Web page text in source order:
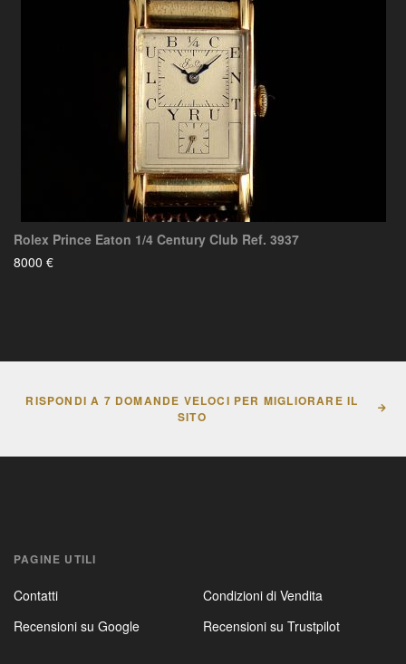
Rolex Prince Eaton 1/4 Century Club Ref. 3937
8000 €
RISPONDI A 7 DOMANDE VELOCI PER MIGLIORARE IL
SITO
PAGINE UTILI
Contatti
Condizioni di Vendita
Recensioni su Google
Recensioni su Trustpilot